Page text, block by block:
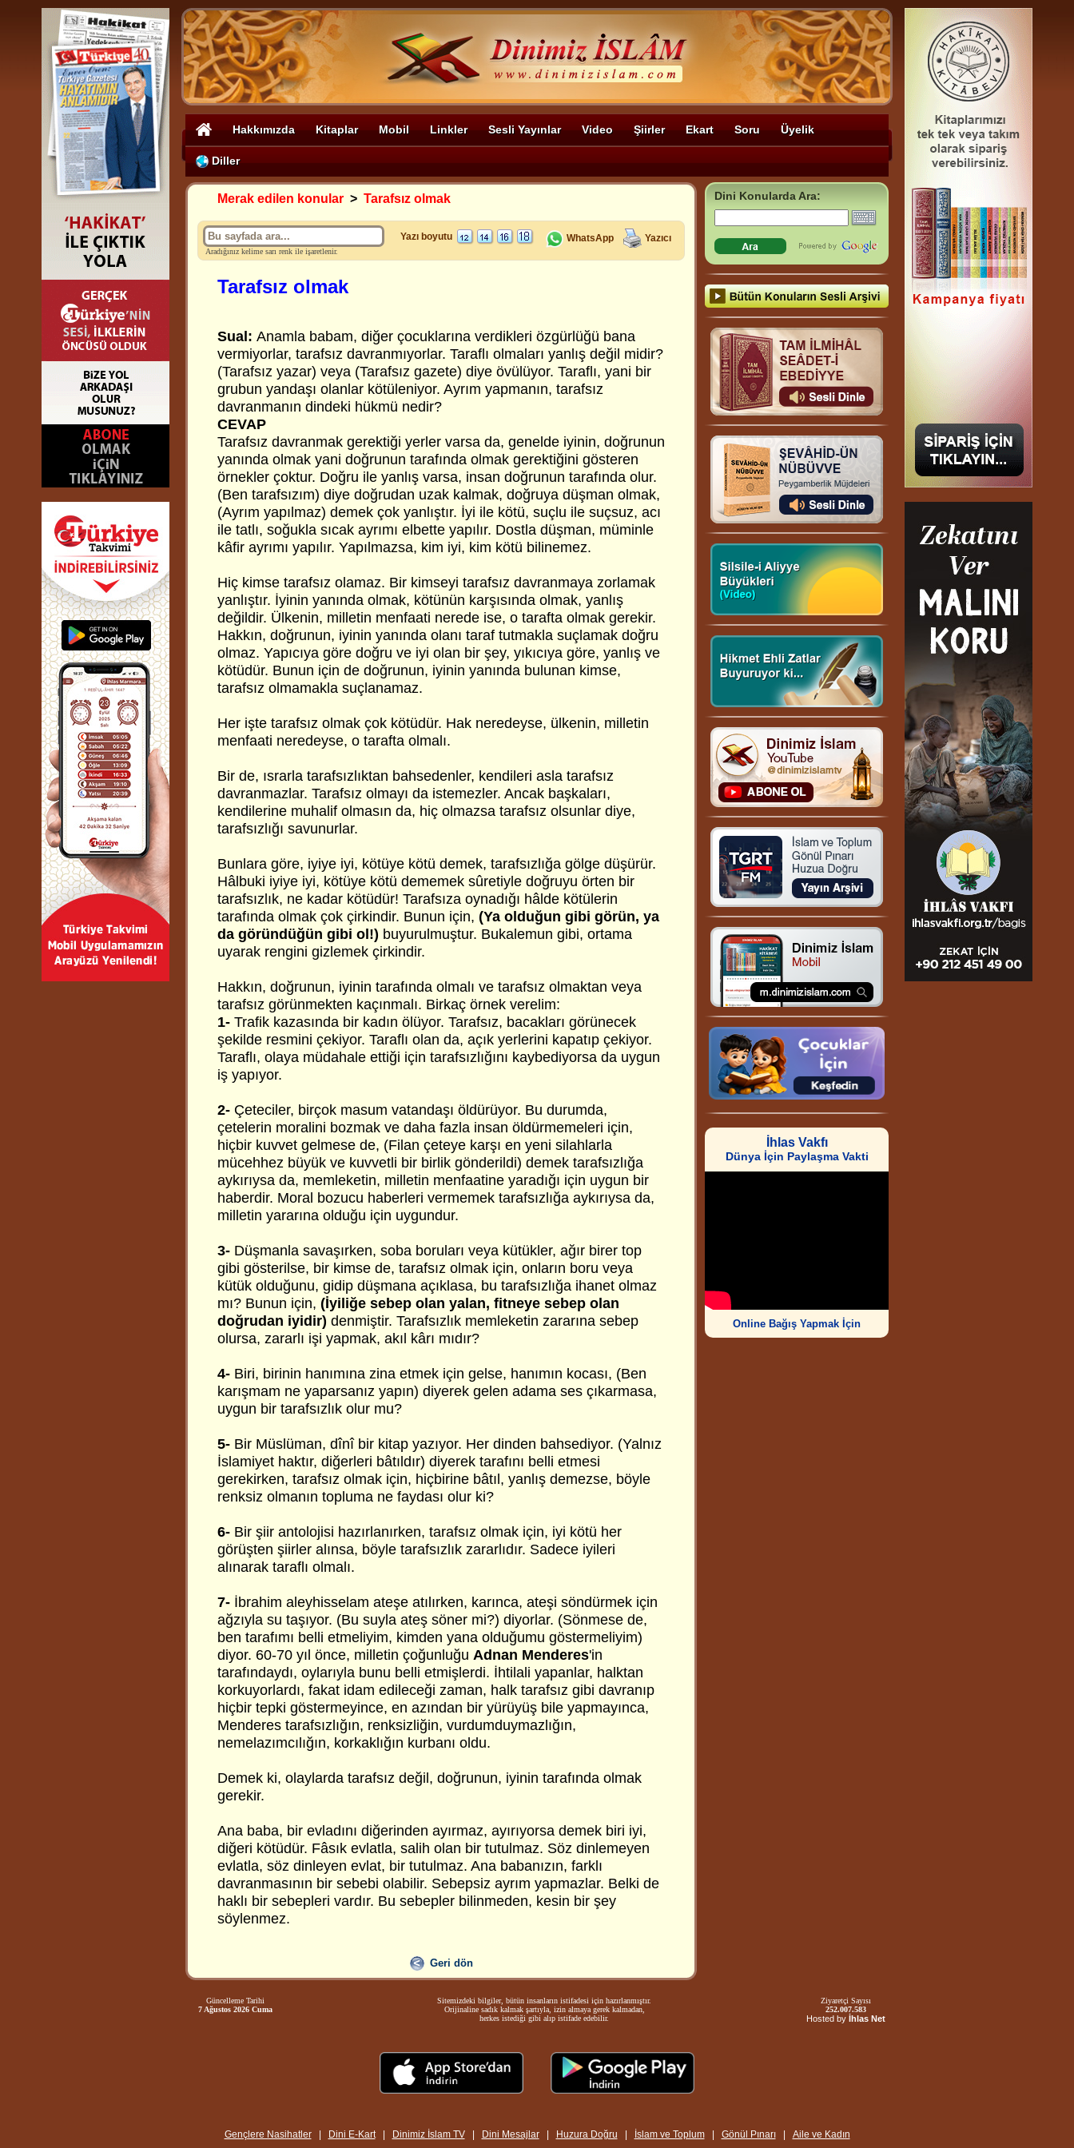
Hakkımızda Kitaplar Mobil Linkler Sesli Yayınlar Video Şiirler Ekart Soru Üyelik
Diller
Merak edilen konular > Tarafsız olmak
Aradığınız kelime sarı renk ile işaretlenir.
Yazı boyutu WhatsApp Yazıcı
Tarafsız olmak
Sual: Anamla babam, diğer çocuklarına verdikleri özgürlüğü bana
vermiyorlar, tarafsız davranmıyorlar. Taraflı olmaları yanlış değil midir?
(Tarafsız yazar) veya (Tarafsız gazete) diye övülüyor. Taraflı, yani bir
grubun yandaşı olanlar kötüleniyor. Ayrım yapmanın, tarafsız
davranmanın dindeki hükmü nedir?
CEVAP
Tarafsız davranmak gerektiği yerler varsa da, genelde iyinin, doğrunun
yanında olmak yani doğrunun tarafında olmak gerektiğini gösteren
örnekler çoktur. Doğru ile yanlış varsa, insan doğrunun tarafında olur.
(Ben tarafsızım) diye doğrudan uzak kalmak, doğruya düşman olmak,
(Ayrım yapılmaz) demek çok yanlıştır. İyi ile kötü, suçlu ile suçsuz, acı
ile tatlı, soğukla sıcak ayrımı elbette yapılır. Dostla düşman, müminle
kâfir ayrımı yapılır. Yapılmazsa, kim iyi, kim kötü bilinemez.
Hiç kimse tarafsız olamaz. Bir kimseyi tarafsız davranmaya zorlamak
yanlıştır. İyinin yanında olmak, kötünün karşısında olmak, yanlış
değildir. Ülkenin, milletin menfaati nerede ise, o tarafta olmak gerekir.
Hakkın, doğrunun, iyinin yanında olanı taraf tutmakla suçlamak doğru
olmaz. Yapıcıya göre doğru ve iyi olan bir şey, yıkıcıya göre, yanlış ve
kötüdür. Bunun için de doğrunun, iyinin yanında bulunan kimse,
tarafsız olmamakla suçlanamaz.
Her işte tarafsız olmak çok kötüdür. Hak neredeyse, ülkenin, milletin
menfaati neredeyse, o tarafta olmalı.
Bir de, ısrarla tarafsızlıktan bahsedenler, kendileri asla tarafsız
davranmazlar. Tarafsız olmayı da istemezler. Ancak başkaları,
kendilerine muhalif olmasın da, hiç olmazsa tarafsız olsunlar diye,
tarafsızlığı savunurlar.
Bunlara göre, iyiye iyi, kötüye kötü demek, tarafsızlığa gölge düşürür.
Hâlbuki iyiye iyi, kötüye kötü dememek sûretiyle doğruyu örten bir
tarafsızlık, ne kadar kötüdür! Tarafsıza oynadığı hâlde kötülerin
tarafında olmak çok çirkindir. Bunun için, (Ya olduğun gibi görün, ya
da göründüğün gibi ol!) buyurulmuştur. Bukalemun gibi, ortama
uyarak rengini gizlemek çirkindir.
Hakkın, doğrunun, iyinin tarafında olmalı ve tarafsız olmaktan veya
tarafsız görünmekten kaçınmalı. Birkaç örnek verelim:
1- Trafik kazasında bir kadın ölüyor. Tarafsız, bacakları görünecek
şekilde resmini çekiyor. Taraflı olan da, açık yerlerini kapatıp çekiyor.
Taraflı, olaya müdahale ettiği için tarafsızlığını kaybediyorsa da uygun
iş yapıyor.
2- Çeteciler, birçok masum vatandaşı öldürüyor. Bu durumda,
çetelerin moralini bozmak ve daha fazla insan öldürmemeleri için,
hiçbir kuvvet gelmese de, (Filan çeteye karşı en yeni silahlarla
mücehhez büyük ve kuvvetli bir birlik gönderildi) demek tarafsızlığa
aykırıysa da, memleketin, milletin menfaatine yaradığı için uygun bir
haberdir. Moral bozucu haberleri vermemek tarafsızlığa aykırıysa da,
milletin yararına olduğu için uygundur.
3- Düşmanla savaşırken, soba boruları veya kütükler, ağır birer top
gibi gösterilse, bir kimse de, tarafsız olmak için, onların boru veya
kütük olduğunu, gidip düşmana açıklasa, bu tarafsızlığa ihanet olmaz
mı? Bunun için, (İyiliğe sebep olan yalan, fitneye sebep olan
doğrudan iyidir) denmiştir. Tarafsızlık memleketin zararına sebep
olursa, zararlı işi yapmak, akıl kârı mıdır?
4- Biri, birinin hanımına zina etmek için gelse, hanımın kocası, (Ben
karışmam ne yaparsanız yapın) diyerek gelen adama ses çıkarmasa,
uygun bir tarafsızlık olur mu?
5- Bir Müslüman, dînî bir kitap yazıyor. Her dinden bahsediyor. (Yalnız
İslamiyet haktır, diğerleri bâtıldır) diyerek tarafını belli etmesi
gerekirken, tarafsız olmak için, hiçbirine bâtıl, yanlış demezse, böyle
renksiz olmanın topluma ne faydası olur ki?
6- Bir şiir antolojisi hazırlanırken, tarafsız olmak için, iyi kötü her
görüşten şiirler alınsa, böyle tarafsızlık zararlıdır. Sadece iyileri
alınarak taraflı olmalı.
7- İbrahim aleyhisselam ateşe atılırken, karınca, ateşi söndürmek için
ağzıyla su taşıyor. (Bu suyla ateş söner mi?) diyorlar. (Sönmese de,
ben tarafımı belli etmeliyim, kimden yana olduğumu göstermeliyim)
diyor. 60-70 yıl önce, milletin çoğunluğu Adnan Menderes'in
tarafındaydı, oylarıyla bunu belli etmişlerdi. İhtilali yapanlar, halktan
korkuyorlardı, fakat idam edileceği zaman, halk tarafsız gibi davranıp
hiçbir tepki göstermeyince, en azından bir yürüyüş bile yapmayınca,
Menderes tarafsızlığın, renksizliğin, vurdumduymazlığın,
nemelazımcılığın, korkaklığın kurbanı oldu.
Demek ki, olaylarda tarafsız değil, doğrunun, iyinin tarafında olmak
gerekir.
Ana baba, bir evladını diğerinden ayırmaz, ayırıyorsa demek biri iyi,
diğeri kötüdür. Fâsık evlatla, salih olan bir tutulmaz. Söz dinlemeyen
evlatla, söz dinleyen evlat, bir tutulmaz. Ana babanızın, farklı
davranmasının bir sebebi olabilir. Sebepsiz ayrım yapmazlar. Belki de
haklı bir sebepleri vardır. Bu sebepler bilinmeden, kesin bir şey
söylenmez.
Geri dön
Dini Konularda Ara:
İhlas Vakfı
Dünya İçin Paylaşma Vakti
Online Bağış Yapmak İçin
Güncelleme Tarihi
7 Ağustos 2026 Cuma
Sitemizdeki bilgiler, bütün insanların istifadesi için hazırlanmıştır.
Orijinaline sadık kalmak şartıyla, izin almaya gerek kalmadan,
herkes istediği gibi alıp istifade edebilir.
Ziyaretçi Sayısı
252.007.583
Hosted by İhlas Net
Gençlere Nasihatler| Dini E-Kart| Dinimiz İslam TV| Dini Mesajlar| Huzura Doğru İslam ve Toplum| Gönül Pınarı| Aile ve Kadın